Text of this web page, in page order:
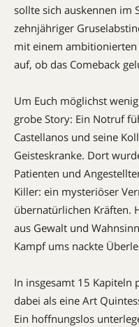
sollte sich auskennen im
zehnjähriger
mit einem ambitionierten
auf, ob das Comeback
Um Euch möglichst
grobe Story: Ein Notruf
Castellanos und seine
Geisteskranke. Dort
Patienten und
Killer: ein mysteriöser
übernatürlichen Kräften.
aus Gewalt und
Kampf ums nackte
In insgesamt 15 Kapiteln
dabei als eine Art
Ein hoffnungslos